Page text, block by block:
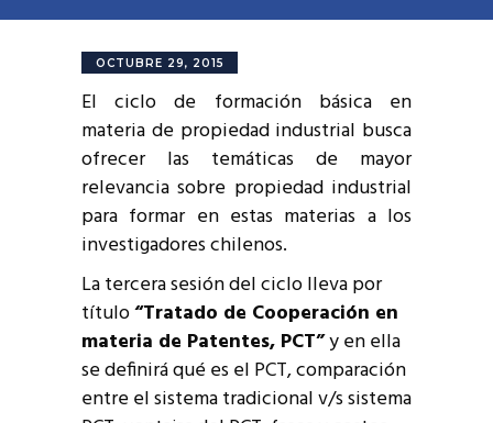
OCTUBRE 29, 2015
El ciclo de formación básica en
materia de propiedad industrial busca
ofrecer las temáticas de mayor
relevancia sobre propiedad industrial
para formar en estas materias a los
investigadores chilenos.
La tercera sesión del ciclo lleva por
título“Tratado de Cooperación en
materia de Patentes, PCT”y en ella
se definirá qué es el PCT, comparación
entre el sistema tradicional v/s sistema